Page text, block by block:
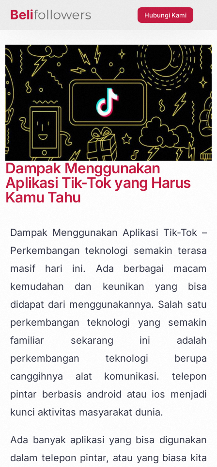
Hubungi Kami
Dampak Menggunakan
Aplikasi Tik-Tok yang Harus
Kamu Tahu
Dampak Menggunakan Aplikasi Tik-Tok –
Perkembangan teknologi semakin terasa
masif hari ini. Ada berbagai macam
kemudahan dan keunikan yang bisa
didapat dari menggunakannya. Salah satu
perkembangan teknologi yang semakin
familiar sekarang ini adalah
perkembangan teknologi berupa
canggihnya alat komunikasi. telepon
pintar berbasis android atau ios menjadi
kunci aktivitas masyarakat dunia.
Ada banyak aplikasi yang bisa digunakan
dalam telepon pintar, atau yang biasa kita